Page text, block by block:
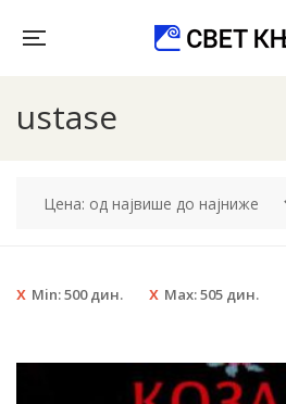
ustase
Min:500дин. Max:505 дин.